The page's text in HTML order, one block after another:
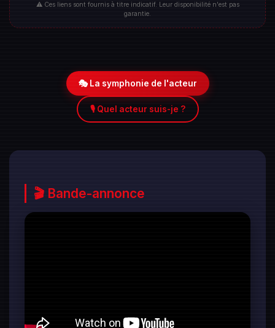
⚠️ Ces liens sont fournis à titre indicatif. Leur disponibilité n'est pas
garantie.
🎭 La symphonie de l'acteur
🎙️ Quel acteur suis-je ?
🎬 Bande-annonce